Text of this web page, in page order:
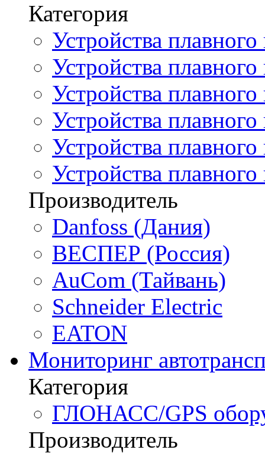
Категория
Устройства
Устройства
Устройства
Устройства
Устройства
Устройства
Производитель
Danfoss (Дания)
ВЕСПЕР (Россия)
AuCom (Тайвань)
Schneider Electric
EATON
Мониторинг
Категория
ГЛОНАСС/GPS
Производитель